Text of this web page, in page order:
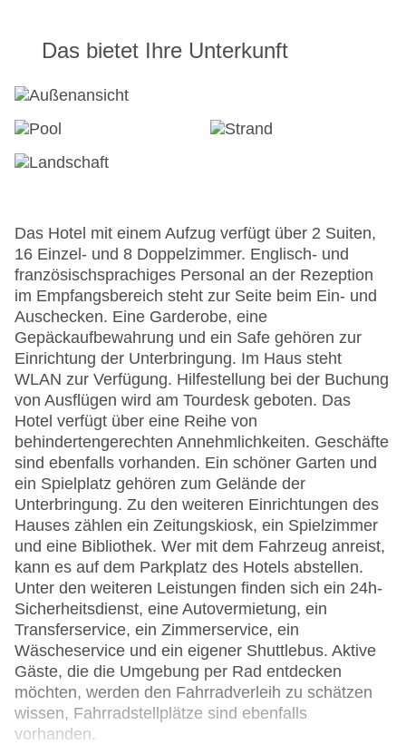
Das bietet Ihre Unterkunft
Das Hotel mit einem Aufzug verfügt über 2 Suiten,
16 Einzel- und 8 Doppelzimmer. Englisch- und
französischsprachiges Personal an der Rezeption
im Empfangsbereich steht zur Seite beim Ein- und
Auschecken. Eine Garderobe, eine
Gepäckaufbewahrung und ein Safe gehören zur
Einrichtung der Unterbringung. Im Haus steht
WLAN zur Verfügung. Hilfestellung bei der Buchung
von Ausflügen wird am Tourdesk geboten. Das
Hotel verfügt über eine Reihe von
behindertengerechten Annehmlichkeiten. Geschäfte
sind ebenfalls vorhanden. Ein schöner Garten und
ein Spielplatz gehören zum Gelände der
Unterbringung. Zu den weiteren Einrichtungen des
Hauses zählen ein Zeitungskiosk, ein Spielzimmer
und eine Bibliothek. Wer mit dem Fahrzeug anreist,
kann es auf dem Parkplatz des Hotels abstellen.
Unter den weiteren Leistungen finden sich ein 24h-
Sicherheitsdienst, eine Autovermietung, ein
Transferservice, ein Zimmerservice, ein
Wäscheservice und ein eigener Shuttlebus. Aktive
Gäste, die die Umgebung per Rad entdecken
möchten, werden den Fahrradverleih zu schätzen
wissen, Fahrradstellplätze sind ebenfalls
vorhanden.